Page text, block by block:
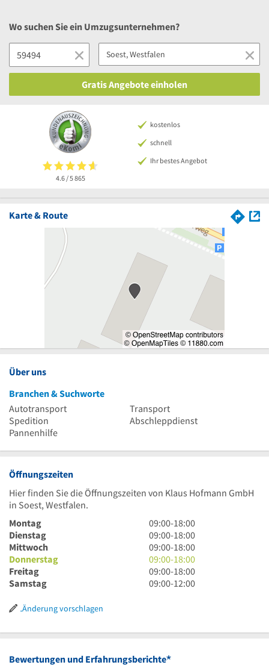
Wo suchen Sie ein Umzugsunternehmen?
Gratis Angebote einholen
4.6 / 5865
kostenlos
schnell
Ihr bestes Angebot
Karte & Route
Über uns
Branchen & Suchworte
Autotransport
Transport
Spedition
Abschleppdienst
Pannenhilfe
Öffnungszeiten
Hier finden Sie die Öffnungszeiten von Klaus Hofmann GmbH
in Soest, Westfalen.
Montag
9
Uhr
bis
18
Uhr
09:00-18:00
Dienstag
9
Uhr
bis
18
Uhr
09:00-18:00
Mittwoch
9
Uhr
bis
18
09:00-18:00
Donnerstag
9
Uhr
bis
09:00-18:00
Freitag
9
Uhr
09:00-18:00
Samstag
9
Uhr
09:00-12:00
Änderung vorschlagen
Bewertungen und Erfahrungsberichte*